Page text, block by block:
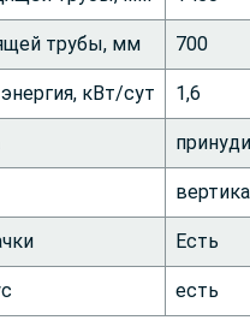
трубы, мм 700
кВт/сут 1,6
Есть
есть